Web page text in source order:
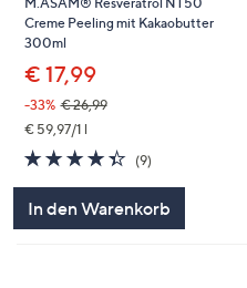
Creme Peeling mit Kakaobutter
300ml
€ 17,99
-33% € 26,99
€ 59,97/1 l
4.3
von
(9)9
In den Warenkorb